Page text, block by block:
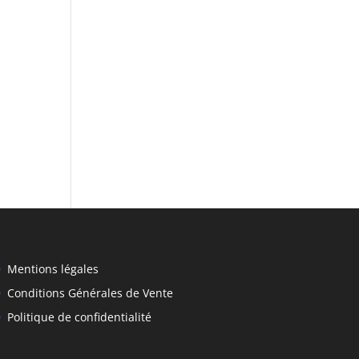
Mentions légales
Conditions Générales de Vente
Politique de confidentialité